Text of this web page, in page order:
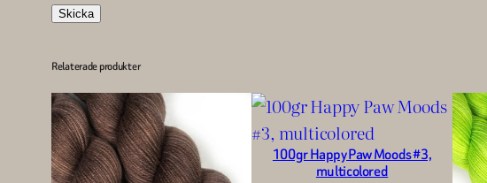
Skicka
Relaterade produkter
100gr Happy Paw Moods #3,
multicolored